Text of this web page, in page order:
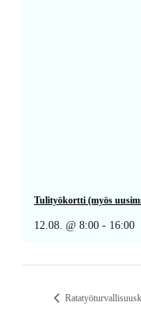
Tulityökortti (myös
12.08. @ 8:00 - 16:00